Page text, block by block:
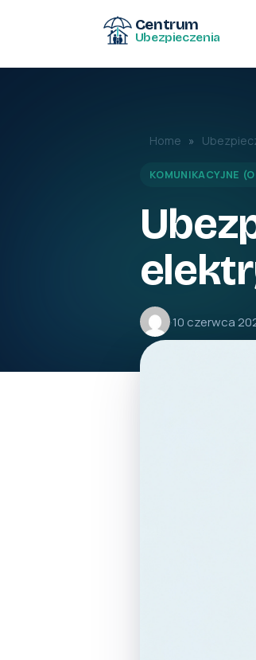
Centrum
Ubezpieczenia
Home »
KOMUNIKACYJNE
·10 czerwca